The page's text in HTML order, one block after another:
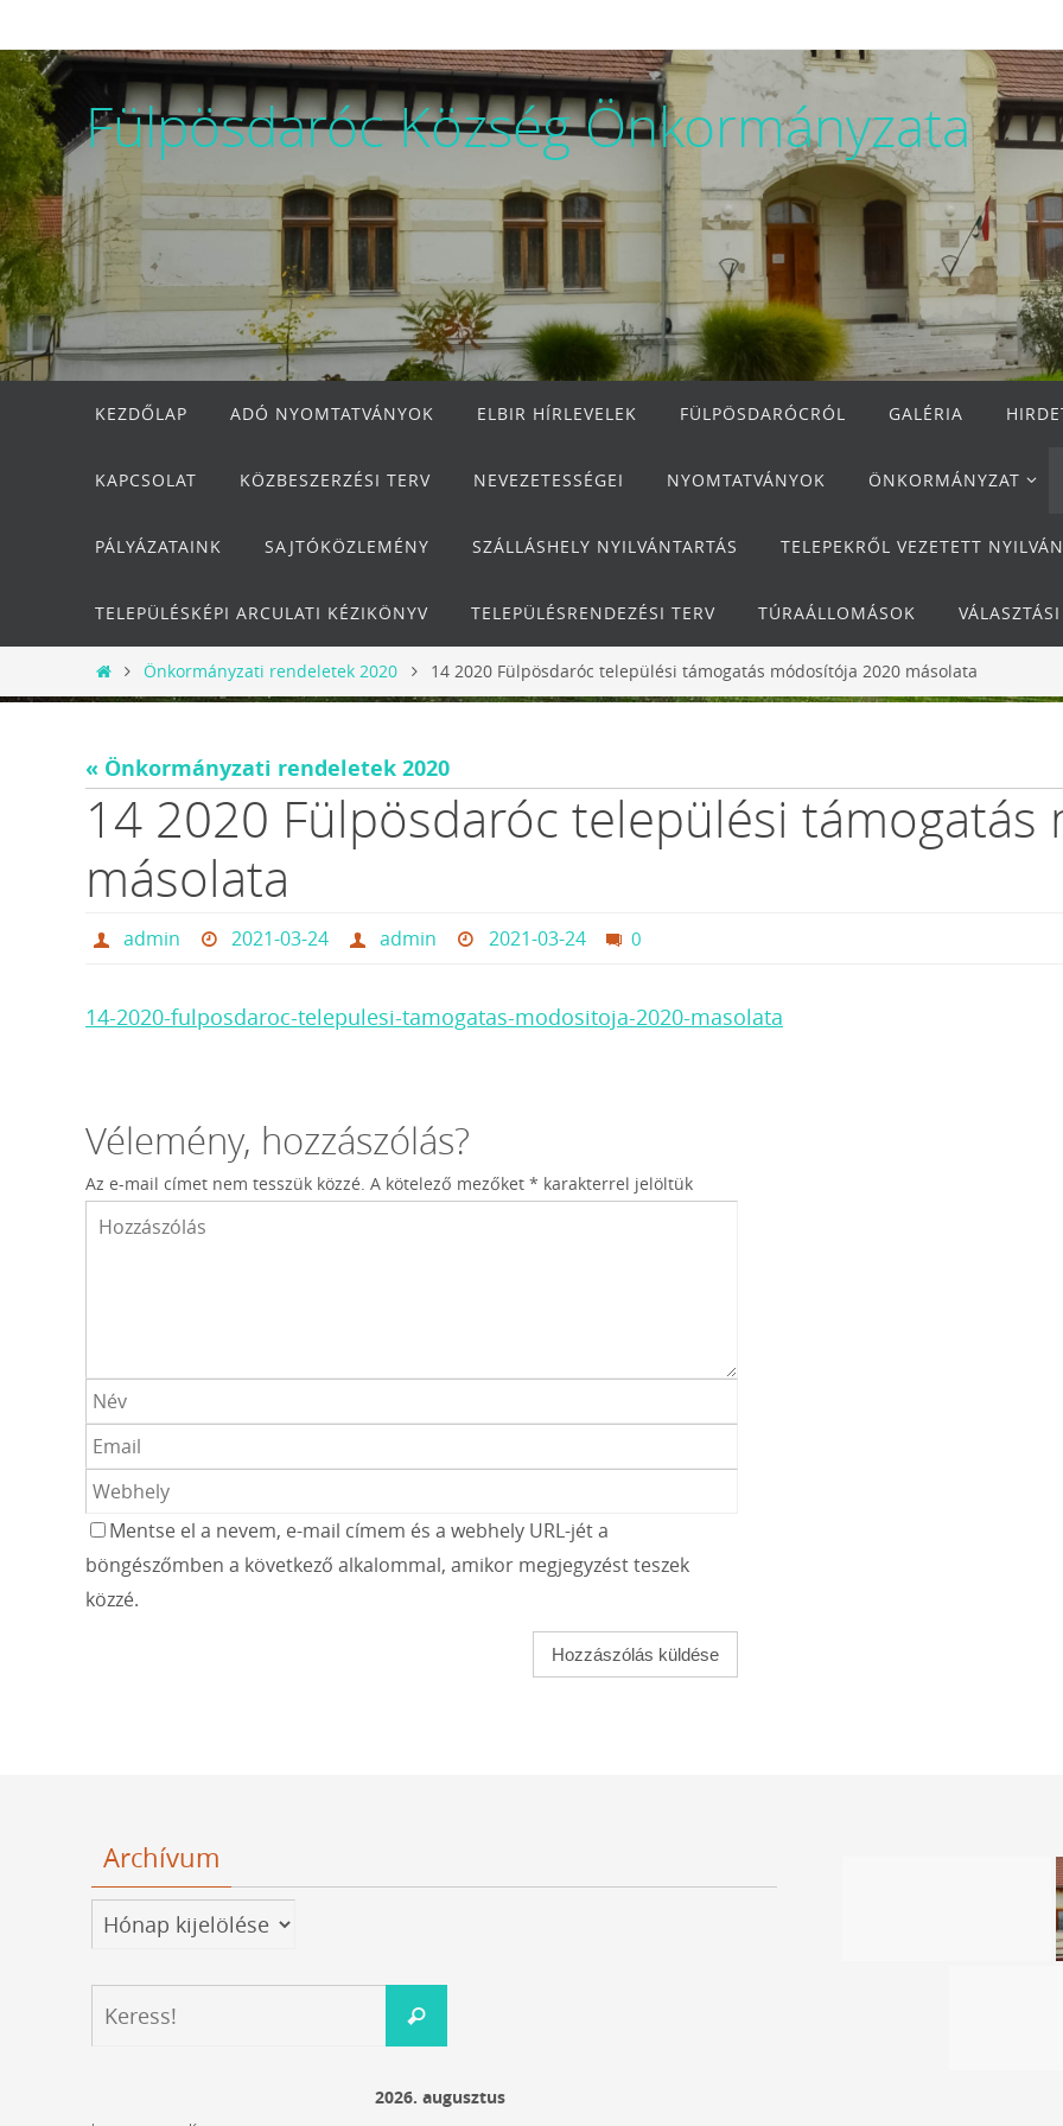
Fülpösdaróc Község Önkormányzata
KEZDŐLAP
ADÓ NYOMTATVÁNYOK ELBIR HÍRLEVELEK FÜLPÖSDARÓCRÓL GALÉRIA
KAPCSOLAT KÖZBESZERZÉSI TERV NEVEZETESSÉGEI NYOMTATVÁNYOK ÖNKORMÁNYZAT
PÁLYÁZATAINK SAJTÓKÖZLEMÉNY SZÁLLÁSHELY NYILVÁNTARTÁS TELEPEKRŐL VEZETETT
TELEPÜLÉSKÉPI ARCULATI KÉZIKÖNYV TELEPÜLÉSRENDEZÉSI TERV TÚRAÁLLOMÁSOK
Otthon
Önkormányzati rendeletek 2020 14 2020 Fülpösdaróc települési támogatás módosítója 2020 másolata
« Önkormányzati rendeletek 2020
14 2020 Fülpösdaróc települési
másolata
admin 2021-03-24 admin 2021-03-24 0
14-2020-fulposdaroc-telepulesi-tamogatas-modositoja-2020-masolata
Vélemény, hozzászólás?
Az e-mail címet nem tesszük közzé. A kötelező mezőket * karakterrel jelöltük
Mentse el a nevem, e-mail címem és a webhely URL-jét a
böngészőmben a következő alkalommal, amikor megjegyzést teszek
közzé.
Archívum
Archívum
Keress!
2026. augusztus